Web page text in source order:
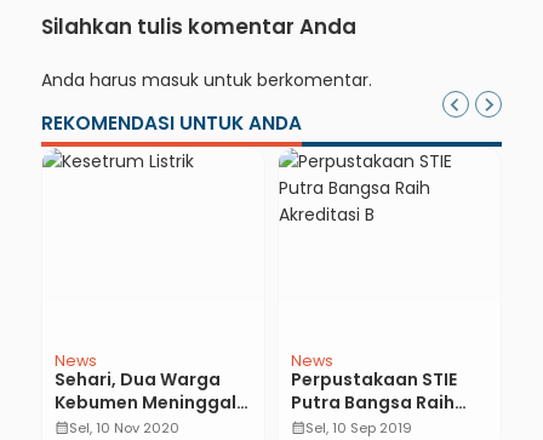
Silahkan tulis komentar Anda
Anda harus masuk untuk berkomentar.
REKOMENDASI UNTUK ANDA
News
Sehari, Dua Warga
Kebumen Meninggal
Tersengat Listrik
calendar_monthSel, 10 Nov 2020
News
Perpustakaan STIE
Putra Bangsa Raih
Akreditasi B
calendar_monthSel, 10 Sep 2019